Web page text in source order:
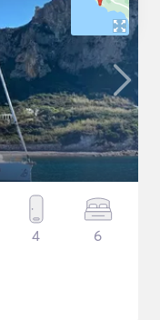
4 6